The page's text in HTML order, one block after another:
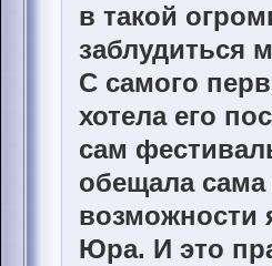
в такой
заблудиться
С самого
хотела его
сам
обещала сама
возможности
Юра. И это